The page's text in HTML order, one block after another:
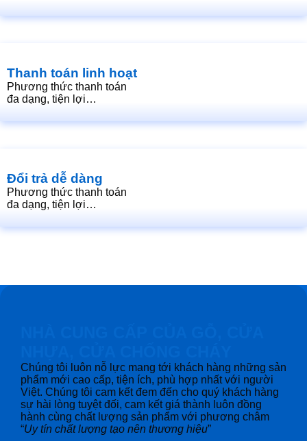
Thanh toán linh hoạt
Phương thức thanh toán
đa dạng, tiện lợi…
Đổi trả dễ dàng
Phương thức thanh toán
đa dạng, tiện lợi…
Chúng tôi luôn nỗ lực mang tới khách hàng những sản
phẩm mới cao cấp, tiện ích, phù hợp nhất với người
Việt. Chúng tôi cam kết đem đến cho quý khách hàng
sự hài lòng tuyệt đối, cam kết giá thành luôn đồng
hành cùng chất lượng sản phẩm với phương châm
“Uy tín chất lượng tạo nên thương hiệu”